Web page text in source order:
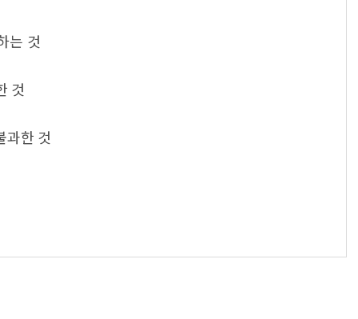
는 것
것
과한 것